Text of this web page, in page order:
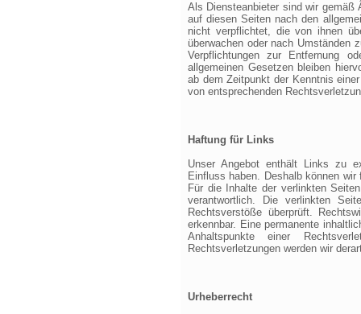
Als Diensteanbieter sind wir gemäß
auf diesen Seiten nach den
nicht verpflichtet, die von ihnen
überwachen oder nach Umständen
Verpflichtungen zur Entfernung
allgemeinen Gesetzen bleiben
ab dem Zeitpunkt der Kenntnis
von entsprechenden
Haftung für Links
Unser Angebot enthält Links zu
Einfluss haben. Deshalb können
Für die Inhalte der verlinkten
verantwortlich. Die verlinkten
Rechtsverstöße überprüft.
erkennbar. Eine permanente
Anhaltspunkte einer
Rechtsverletzungen werden wir
Urheberrecht